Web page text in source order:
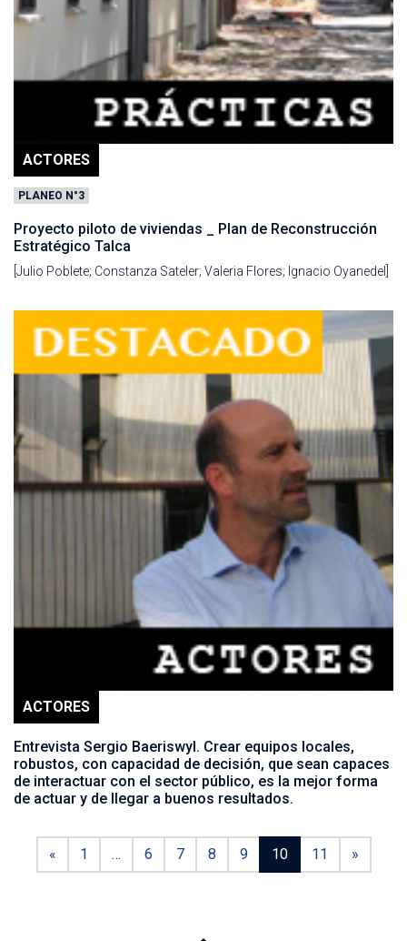
ACTORES
PLANEO N°3
Proyecto piloto de viviendas _ Plan de Reconstrucción
Estratégico Talca
[Julio Poblete; Constanza Sateler; Valeria Flores; Ignacio Oyanedel]
ACTORES
Entrevista Sergio Baeriswyl. Crear equipos locales,
robustos, con capacidad de decisión, que sean capaces
de interactuar con el sector público, es la mejor forma
de actuar y de llegar a buenos resultados.
« 1 … 6 7 8 9 10 11 »